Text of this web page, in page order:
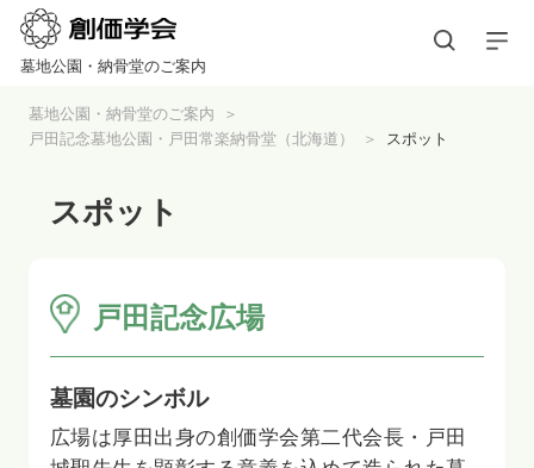
墓地公園・納骨堂のご案内
墓地公園・納骨堂のご案内
戸田記念墓地公園・戸田常楽納骨堂（北海道）
スポット
スポット
戸田記念広場
墓園のシンボル
広場は厚田出身の創価学会第二代会長・戸田